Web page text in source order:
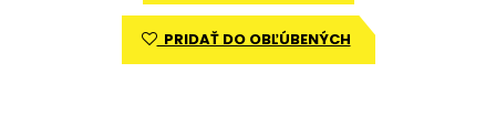
PRIDAŤ DO OBĽÚBENÝCH